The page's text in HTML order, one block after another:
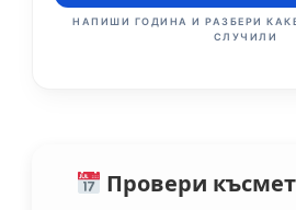
НАПИШИ ГОДИНА И РАЗБЕРИ
СЛУЧИЛИ
Провери